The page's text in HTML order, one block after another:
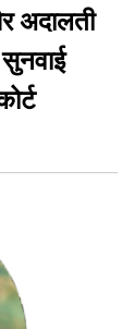
अदालती